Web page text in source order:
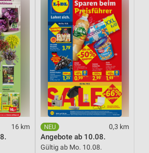
16 km 0,3 km
Angebote ab 10.08.
Gültig ab Mo. 10.08.
Daten zur Auswahl von
für personalisierte
zur Auswahl
zur Personalisierung
zur Auswahl